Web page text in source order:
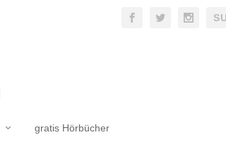
gratis Hörbücher